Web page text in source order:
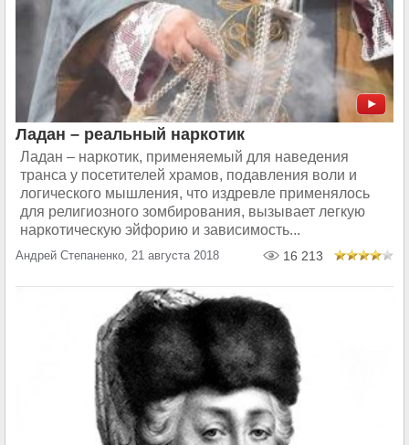
Ладан – реальный наркотик
Ладан – наркотик, применяемый для наведения
транса у посетителей храмов, подавления воли и
логического мышления, что издревле применялось
для религиозного зомбирования, вызывает легкую
наркотическую эйфорию и зависимость...
Андрей Степаненко, 21 августа 2018 16 213